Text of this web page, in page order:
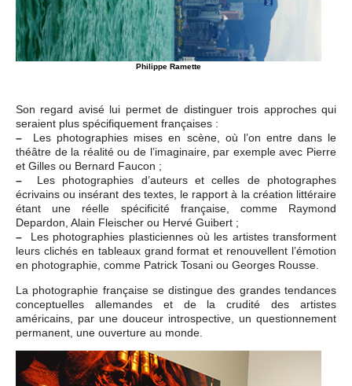
Philippe Ramette
Son regard avisé lui permet de distinguer trois approches qui
seraient plus spécifiquement françaises :
– Les photographies mises en scène, où l’on entre dans le
théâtre de la réalité ou de l’imaginaire, par exemple avec Pierre
et Gilles ou Bernard Faucon ;
– Les photographies d’auteurs et celles de photographes
écrivains ou insérant des textes, le rapport à la création littéraire
étant une réelle spécificité française, comme Raymond
Depardon, Alain Fleischer ou Hervé Guibert ;
– Les photographies plasticiennes où les artistes transforment
leurs clichés en tableaux grand format et renouvellent l’émotion
en photographie, comme Patrick Tosani ou Georges Rousse.
La photographie française se distingue des grandes tendances
conceptuelles allemandes et de la crudité des artistes
américains, par une douceur introspective, un questionnement
permanent, une ouverture au monde.